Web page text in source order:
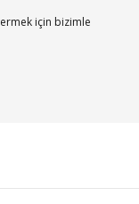
için bizimle